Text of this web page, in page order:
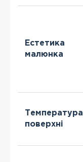
Естетика
малюнка
Температура
поверхні